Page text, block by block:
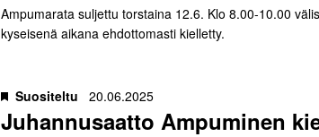
Ampumarata suljettu torstaina 12.6. Klo 8.00-10.00
kyseisenä aikana ehdottomasti kielletty.
Juhannusaatto Ampuminen
Suositeltu 20.06.2025